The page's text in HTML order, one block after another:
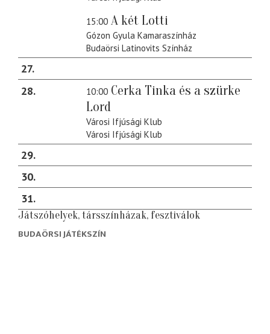
15:00 A két Lotti
Gózon Gyula Kamaraszínház
Budaörsi Latinovits Színház
27
28
10:00 Cerka Tinka és a szürke
Lord
Városi Ifjúsági Klub
Városi Ifjúsági Klub
29
30
31
Játszóhelyek, társszínházak, fesztiválok
BUDAÖRSI JÁTÉKSZÍN